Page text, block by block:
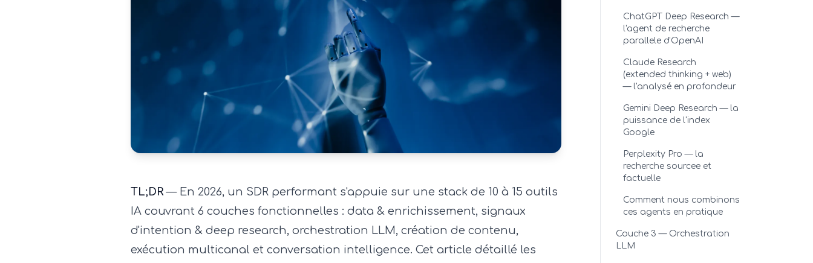
TL;DR — En 2026, un SDR performant s'appuie sur une stack de 10 à 15 outils
IA couvrant 6 couches fonctionnelles : data & enrichissement, signaux
d'intention & deep research, orchestration LLM, création de contenu,
exécution multicanal et conversation intelligence. Cet article détaillé les
ChatGPT Deep Research —
l'agent de recherche
parallele d'OpenAI
Claude Research
(extended thinking + web)
— l'analysé en profondeur
Gemini Deep Research — la
puissance de l'index
Google
Perplexity Pro — la
recherche sourcee et
factuelle
Comment nous combinons
ces agents en pratique
Couche 3 — Orchestration
LLM